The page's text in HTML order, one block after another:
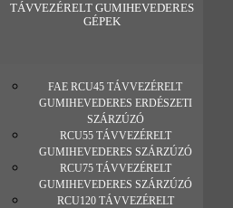
TÁVVEZÉRELT GUMIHEVEDERES
GÉPEK
FAE RCU45 TÁVVEZÉRELT
GUMIHEVEDERES ERDÉSZETI
SZÁRZÚZÓ
RCU55 TÁVVEZÉRELT
GUMIHEVEDERES SZÁRZÚZÓ
RCU75 TÁVVEZÉRELT
GUMIHEVEDERES SZÁRZÚZÓ
RCU120 TÁVVEZÉRELT